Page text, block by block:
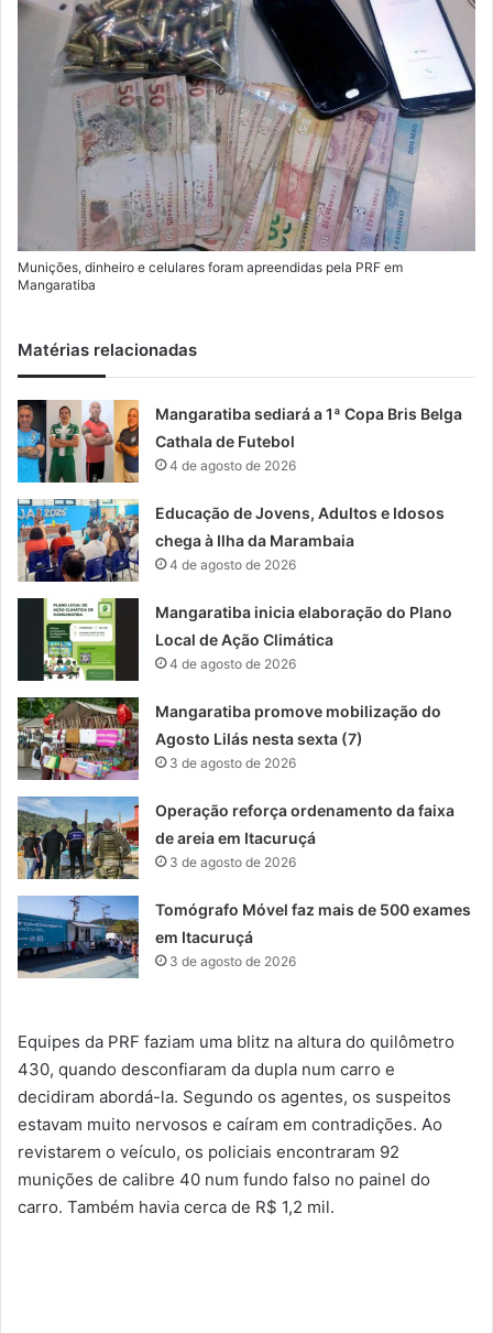
Munições, dinheiro e celulares foram apreendidas pela PRF em
Mangaratiba
Matérias relacionadas
Mangaratiba sediará a 1ª Copa Bris Belga
Cathala de Futebol
4 de agosto de 2026
Educação de Jovens, Adultos e Idosos
chega à Ilha da Marambaia
4 de agosto de 2026
Mangaratiba inicia elaboração do Plano
Local de Ação Climática
4 de agosto de 2026
Mangaratiba promove mobilização do
Agosto Lilás nesta sexta (7)
3 de agosto de 2026
Operação reforça ordenamento da faixa
de areia em Itacuruçá
3 de agosto de 2026
Tomógrafo Móvel faz mais de 500 exames
em Itacuruçá
3 de agosto de 2026
Equipes da PRF faziam uma blitz na altura do quilômetro
430, quando desconfiaram da dupla num carro e
decidiram abordá-la. Segundo os agentes, os suspeitos
estavam muito nervosos e caíram em contradições. Ao
revistarem o veículo, os policiais encontraram 92
munições de calibre 40 num fundo falso no painel do
carro. Também havia cerca de R$ 1,2 mil.